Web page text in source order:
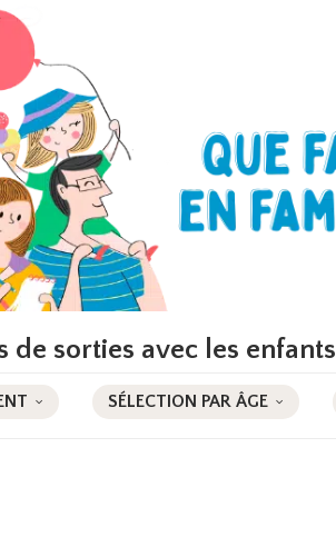
de sorties avec les enfants
SÉLECTION PAR ÂGE